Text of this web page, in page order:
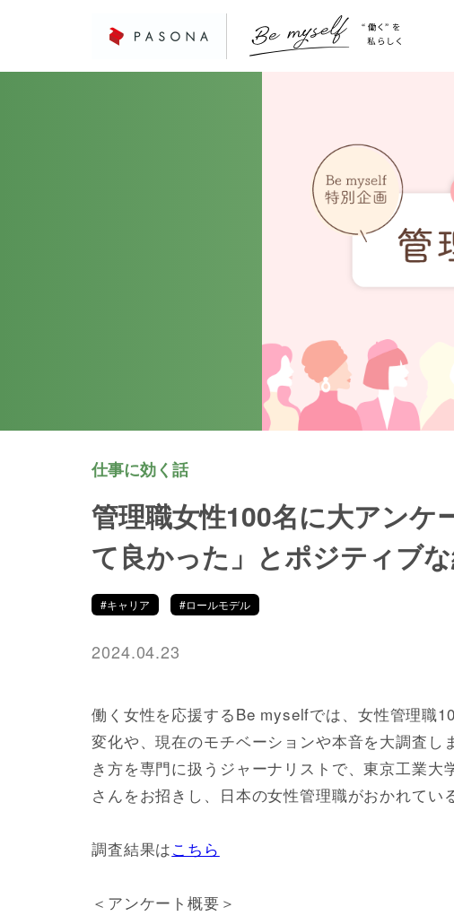
仕事に効く話
管理職女性100名に大アンケ
て良かった」とポジティブな
#キャリア #ロールモデル
2024.04.23
働く女性を応援するBe myselfでは、女性管理職
変化や、現在のモチベーションや本音を大調査
き方を専門に扱うジャーナリストで、東京工業
さんをお招きし、日本の女性管理職がおかれてい
調査結果はこちら
＜アンケート概要＞